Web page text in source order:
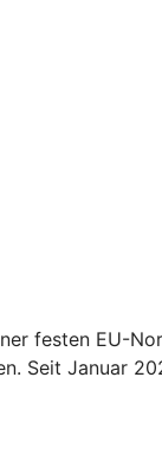
festen EU-
Seit Januar